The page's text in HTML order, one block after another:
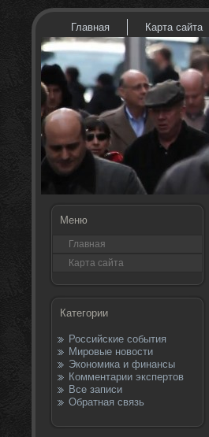
Главная Карта сайта
Меню
Главная
Карта сайта
Категории
Российские события
Мировые новости
Экономика и финансы
Комментарии экспертов
Все записи
Обратная связь